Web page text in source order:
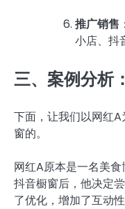
推广销售
小店、抖
三、案例分析
下面，让我们以网红
窗的。
网红A原本是一名美
抖音橱窗后，他决定
了优化，增加了互动